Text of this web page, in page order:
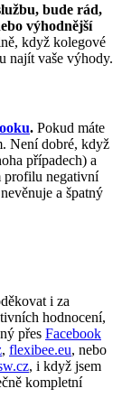
bude rád,
výhodnější
když kolegové
najít vaše výhody.
. Pokud máte
Není dobré, když
případech) a
profilu negativní
a špatný
i za
hodnocení,
přes Facebook
, flexibee.eu, nebo
, i když jsem
kompletní